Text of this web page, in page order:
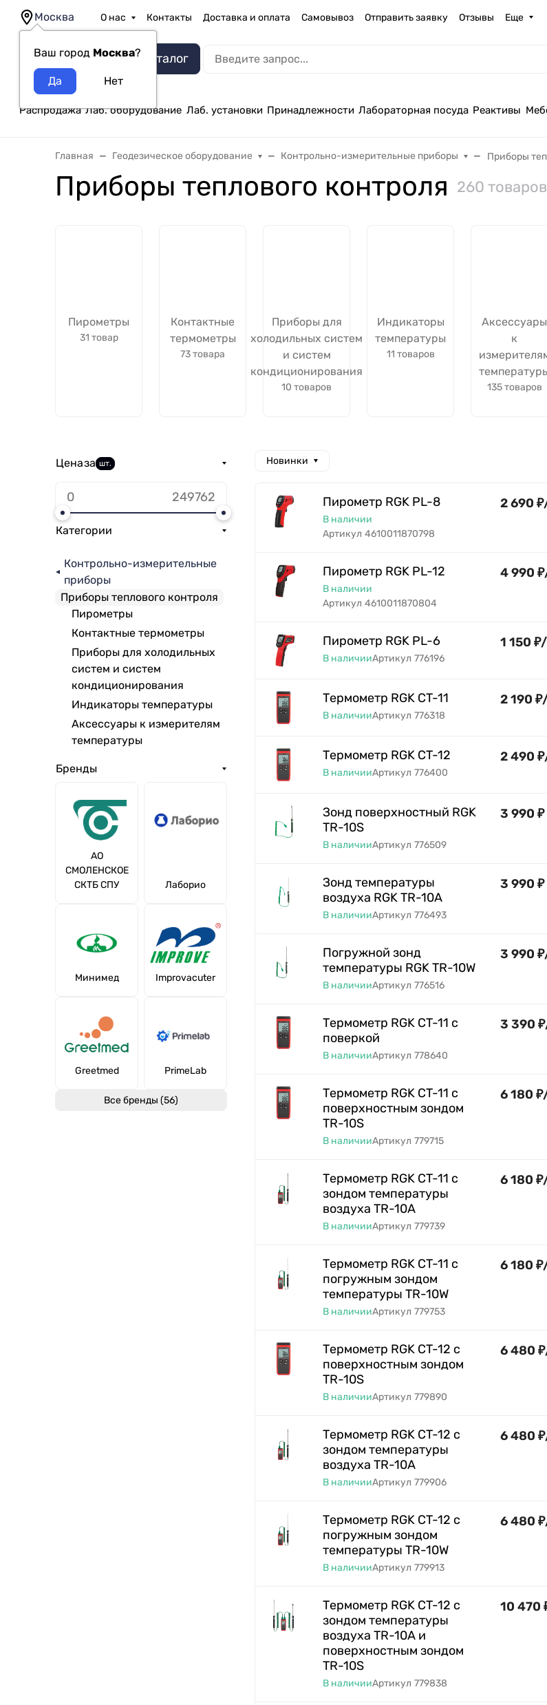
Москва
Ваш город Москва?
О нас Контакты Доставка и оплата Самовывоз Отправить заявку Отзывы Еще
Каталог
Распродажа Лаб. оборудование Лаб. установки Принадлежности Лабораторная посуда Реактивы
Главная Геодезическое оборудование Контрольно-измерительные приборы Приборы
Приборы теплового контроля 260 товаров
Пирометры
31 товар
Контактные
термометры
73 товара
Приборы для
холодильных систем
и систем
кондиционирования
10 товаров
Индикаторы
температуры
11 товаров
Аксессуары
к
135 товаров
Ценаза шт.
Категории
Контрольно-измерительные
приборы
Приборы теплового контроля
Пирометры
Контактные термометры
Приборы для холодильных
систем и систем
кондиционирования
Индикаторы температуры
Аксессуары к измерителям
температуры
Бренды
АО
СМОЛЕНСКОЕ
СКТБ СПУ
Лаборио
Минимед Improvacuter
Greetmed PrimeLab
Все бренды (56)
Новинки
Пирометр RGK PL-8
В наличии
Артикул 4610011870798
2 690 ₽
Пирометр RGK PL-12
В наличии
Артикул 4610011870804
4 990 ₽
Пирометр RGK PL-6
В наличииАртикул 776196
1 150 ₽/
Термометр RGK CT-11
В наличииАртикул 776318
2 190 ₽
Термометр RGK CT-12
В наличииАртикул 776400
2 490 ₽
Зонд поверхностный RGK
TR-10S
В наличииАртикул 776509
3 990 ₽
Зонд температуры
воздуха RGK TR-10A
В наличииАртикул 776493
3 990 ₽
Погружной зонд
температуры RGK TR-10W
В наличииАртикул 776516
3 990 ₽
Термометр RGK CT-11 с
поверкой
В наличииАртикул 778640
3 390 ₽
Термометр RGK CT-11 с
поверхностным зондом
TR-10S
В наличииАртикул 779715
6 180 ₽
Термометр RGK CT-11 с
зондом температуры
воздуха TR-10A
В наличииАртикул 779739
6 180 ₽
Термометр RGK CT-11 с
погружным зондом
температуры TR-10W
В наличииАртикул 779753
6 180 ₽
Термометр RGK CT-12 с
поверхностным зондом
TR-10S
В наличииАртикул 779890
6 480 ₽
Термометр RGK CT-12 с
зондом температуры
воздуха TR-10A
В наличииАртикул 779906
6 480 ₽
Термометр RGK CT-12 с
погружным зондом
температуры TR-10W
В наличииАртикул 779913
6 480 ₽
Термометр RGK CT-12 с
зондом температуры
воздуха TR-10A и
поверхностным зондом
TR-10S
В наличииАртикул 779838
10 470